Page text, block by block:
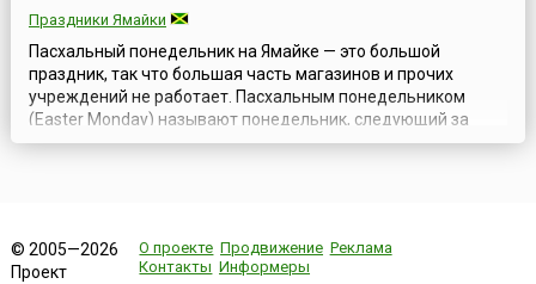
Праздники Ямайки
Пасхальный понедельник на Ямайке — это большой
праздник, так что большая часть магазинов и прочих
учреждений не работает. Пасхальным понедельником
(Easter Monday) называют понедельник, следующий за
Пасхальным Воскресеньем.Пасхальный понедельник
© 2005—2026
Проект
О проекте Продвижение Реклама
Контакты Информеры